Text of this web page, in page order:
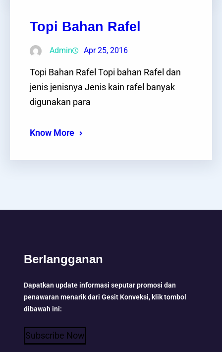
Topi Bahan Rafel
Admin Apr 25, 2016
Topi Bahan Rafel Topi bahan Rafel dan
jenis jenisnya Jenis kain rafel banyak
digunakan para
Know More
Berlangganan
Dapatkan update informasi seputar promosi dan
penawaran menarik dari Gesit Konveksi, klik tombol
dibawah ini:
Subscribe Now